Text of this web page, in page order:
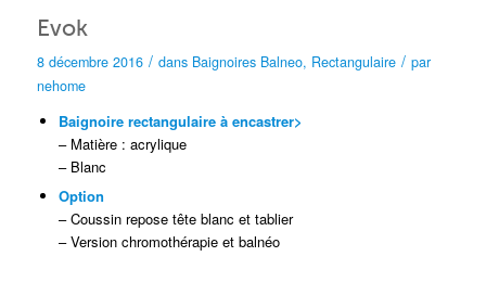
Evok
8 décembre 2016 / dans Baignoires Balneo, Rectangulaire / par
nehome
Baignoire rectangulaire à encastrer>
– Matière : acrylique
– Blanc
Option
– Coussin repose tête blanc et tablier
– Version chromothérapie et balnéo